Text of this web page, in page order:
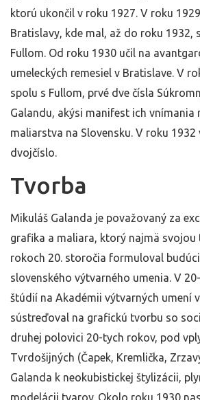
ktorú ukončil v roku 1927. V roku
Bratislavy, kde mal, až do roku 1932,
Fullom. Od roku 1930 učil na
umeleckých remesiel v Bratislave. V
spolu s Fullom, prvé dve čísla
Galandu, akýsi manifest ich vnímania
maliarstva na Slovensku. V roku 1932
dvojčíslo.
Tvorba
Mikuláš Galanda je považovaný za
grafika a maliara, ktorý najmä
rokoch 20. storočia formuloval
slovenského výtvarného umenia. V
štúdií na Akadémii výtvarných umení
sústreďoval na grafickú tvorbu so
druhej polovici 20-tych rokov, pod
Tvrdošijných (Čapek, Kremlička,
Galanda k neokubistickej štylizácii,
modelácii tvarov. Okolo roku 1930